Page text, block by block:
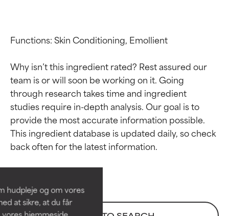
hudpleje og om vores
at sikre, at du får
Functions: Skin Conditioning, Emollient
Why isn’t this ingredient rated? Rest assured our
team is or will soon be working on it. Going
through research takes time and ingredient
studies require in-depth analysis. Our goal is to
provide the most accurate information possible.
This ingredient database is updated daily, so check
Ratings af
ingredienser
Dokumenteret og understøttet
af uafhængige studier.
Fremragende aktiv ingrediens til
Ratings af
ingredienser
Dokumenteret og understøttet
af uafhængige studier.
Fremragende aktiv ingrediens til